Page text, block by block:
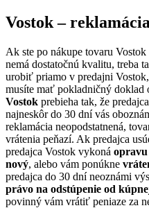
Vostok – reklamácia
Ak ste po nákupe tovaru
nemá dostatočnú kvalitu, treba
urobiť priamo v predajni
musíte mať pokladničný doklad
Vostok prebieha tak, že
najneskôr do 30 dní vás
reklamácia neopodstatnená,
vrátenia peňazí. Ak predajca
predajca Vostok vykoná
nový, alebo vám ponúkne
predajca do 30 dní neoznámi
právo na odstúpenie od
povinný vám vrátiť peniaze za